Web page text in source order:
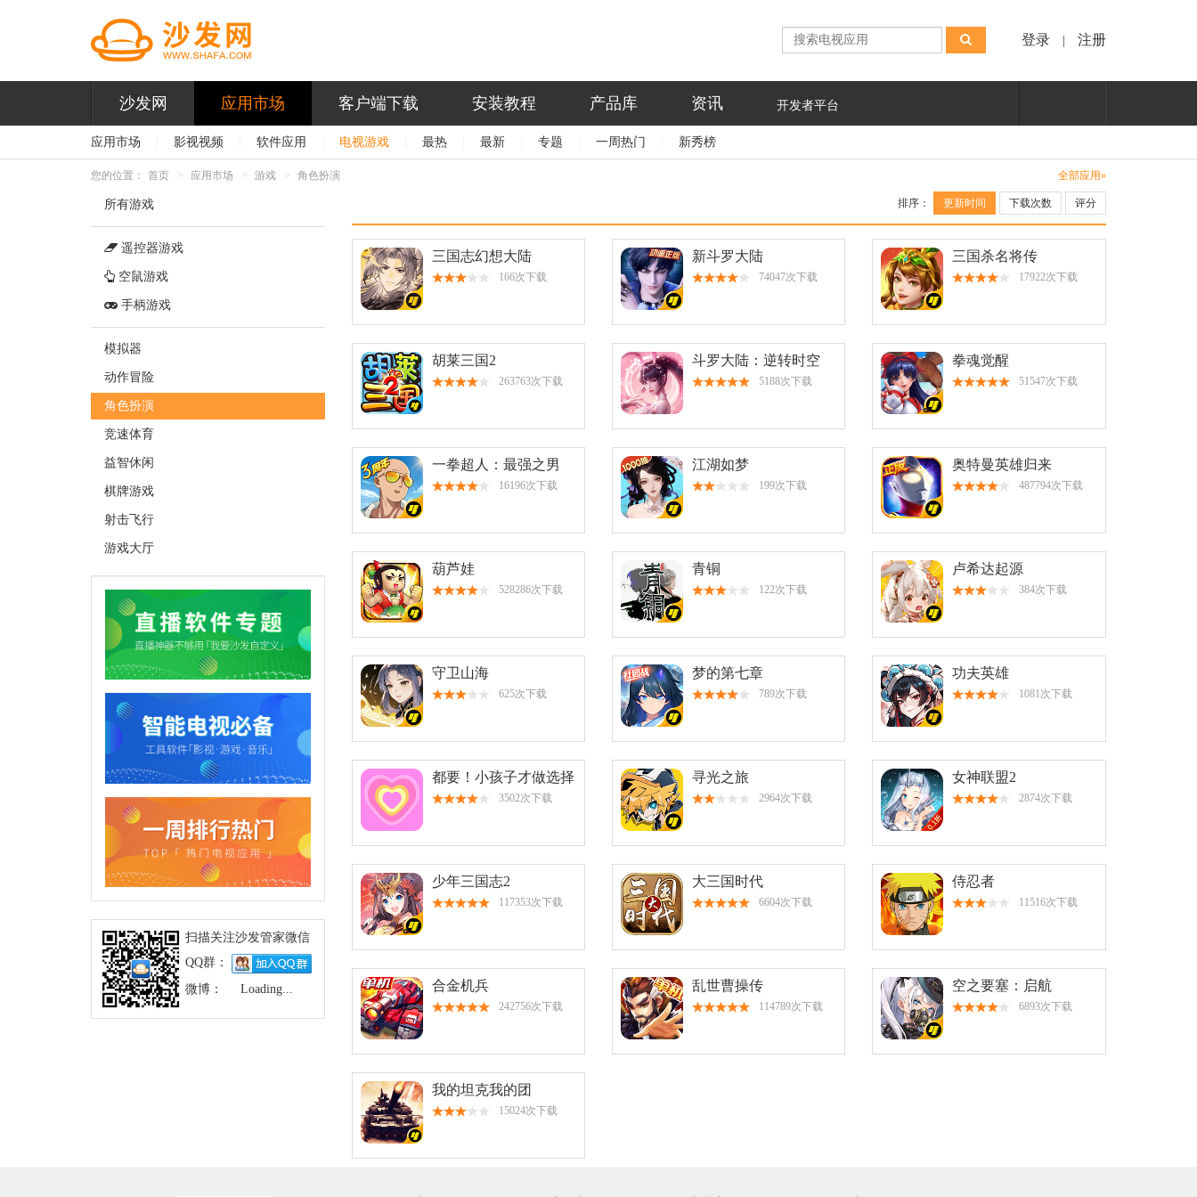
登录 注册
沙发网 应用市场 客户端下载 安装教程 产品库 资讯 开发者平台
应用市场 影视视频 软件应用 电视游戏 最热 最新 专题 一周热门 新秀榜
您的位置： 首页 应用市场 游戏 角色扮演 全部应用»
所有游戏
遥控器游戏
空鼠游戏
手柄游戏
模拟器
动作冒险
角色扮演
竞速体育
益智休闲
棋牌游戏
射击飞行
游戏大厅
扫描关注沙发管家微信
QQ群：
微博：
Loading...
排序： 更新时间 下载次数 评分
三国志幻想大陆
166次下载
新斗罗大陆
74047次下载
三国杀名将传
17922次下载
胡莱三国2
263763次下载
斗罗大陆：逆转时空
5188次下载
拳魂觉醒
51547次下载
一拳超人：最强之男
16196次下载
江湖如梦
199次下载
奥特曼英雄归来
487794次下载
葫芦娃
528286次下载
青铜
122次下载
卢希达起源
384次下载
守卫山海
625次下载
梦的第七章
789次下载
功夫英雄
1081次下载
都要！小孩子才做选择
3502次下载
寻光之旅
2964次下载
女神联盟2
2874次下载
少年三国志2
117353次下载
大三国时代
6604次下载
侍忍者
11516次下载
合金机兵
242756次下载
乱世曹操传
114789次下载
空之要塞：启航
6893次下载
我的坦克我的团
15024次下载